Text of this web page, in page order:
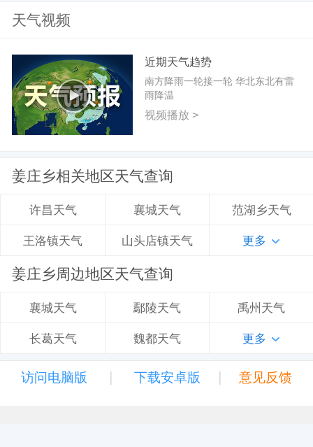
天气视频
近期天气趋势
南方降雨一轮接一轮 华北东北有雷
雨降温
视频播放 >
姜庄乡相关地区天气查询
许昌天气 襄城天气 范湖乡天气
王洛镇天气 山头店镇天气 更多
姜庄乡周边地区天气查询
襄城天气 鄢陵天气 禹州天气
长葛天气 魏都天气 更多
访问电脑版 | 下载安卓版 | 意见反馈